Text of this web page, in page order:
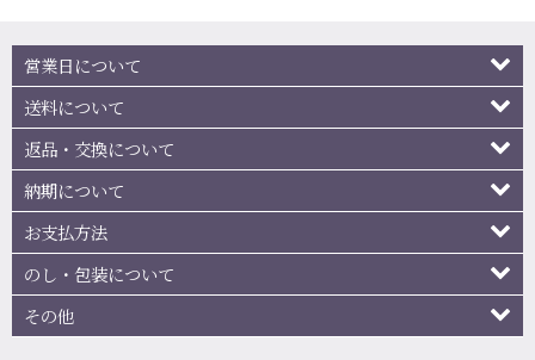
営業日について
送料について
返品・交換について
納期について
お支払方法
のし・包装について
その他